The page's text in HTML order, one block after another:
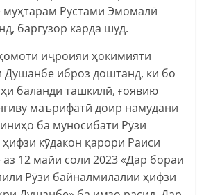
Рустами Эмомалӣ
баргузор карда шуд.
иҷроияи ҳокимияти
Душанбе иброз доштанд, ки бо
баланди ташкилӣ, ғоявию
маърифатӣ доир намудани
ба муносибати Рӯзи
кӯдакон қарори Раиси
12 майи соли 2023 «Дар бораи
Рӯзи байналмилалии ҳифзи